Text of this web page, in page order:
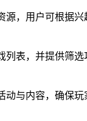
源，用户可根据
列表，并提供筛
动与内容，确保